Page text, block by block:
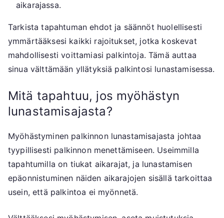
aikarajassa.
Tarkista tapahtuman ehdot ja säännöt huolellisesti
ymmärtääksesi kaikki rajoitukset, jotka koskevat
mahdollisesti voittamiasi palkintoja. Tämä auttaa
sinua välttämään yllätyksiä palkintosi lunastamisessa.
Mitä tapahtuu, jos myöhästyn
lunastamisajasta?
Myöhästyminen palkinnon lunastamisajasta johtaa
tyypillisesti palkinnon menettämiseen. Useimmilla
tapahtumilla on tiukat aikarajat, ja lunastamisen
epäonnistuminen näiden aikarajojen sisällä tarkoittaa
usein, että palkintoa ei myönnetä.